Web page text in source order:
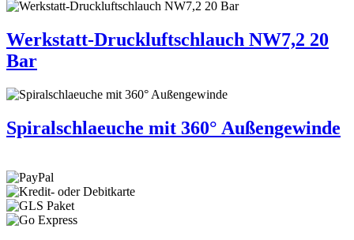
Werkstatt-Druckluftschlauch NW7,2 20
Bar
Spiralschlaeuche mit 360° Außengewinde